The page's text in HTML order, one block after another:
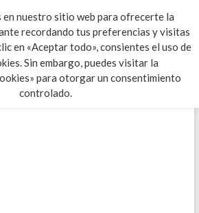
Psicólogos y
en Sevilla
de tu salud mental
en nuestro sitio web para ofrecerte la
recordando tus preferencias y visitas
en «Aceptar todo», consientes el uso de
Sin embargo, puedes visitar la
para otorgar un consentimiento
controlado.